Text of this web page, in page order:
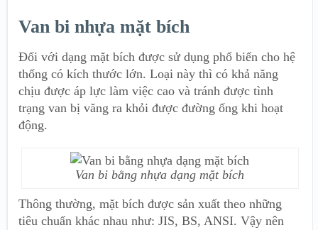
Van bi nhựa mặt bích
Đối với dạng mặt bích được sử dụng phổ biến cho hệ
thống có kích thước lớn. Loại này thì có khả năng
chịu được áp lực làm việc cao và tránh được tình
trạng van bị văng ra khỏi được đường ống khi hoạt
động.
Van bi bằng nhựa dạng mặt bích
Thông thường, mặt bích được sản xuất theo những
tiêu chuẩn khác nhau như: JIS, BS, ANSI. Vậy nên